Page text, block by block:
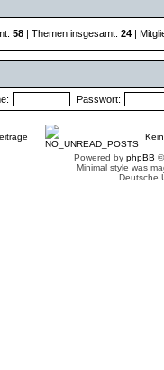
58 | Themen insgesamt: 24 |
Passwort:
Powered by phpBB
Minimal style was
Deutsche